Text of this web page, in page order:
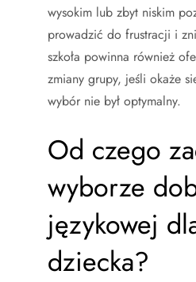
wysokim lub zbyt niskim
prowadzić do frustracji i
szkoła powinna również
zmiany grupy, jeśli okaże
wybór nie był optymalny.
Od czego
wyborze
językowej
dziecka?